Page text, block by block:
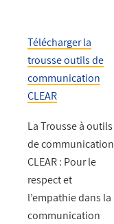
Télécharger la
trousse outils de
communication
CLEAR
La Trousse à outils
de communication
CLEAR : Pour le
respect et
l’empathie dans la
communication